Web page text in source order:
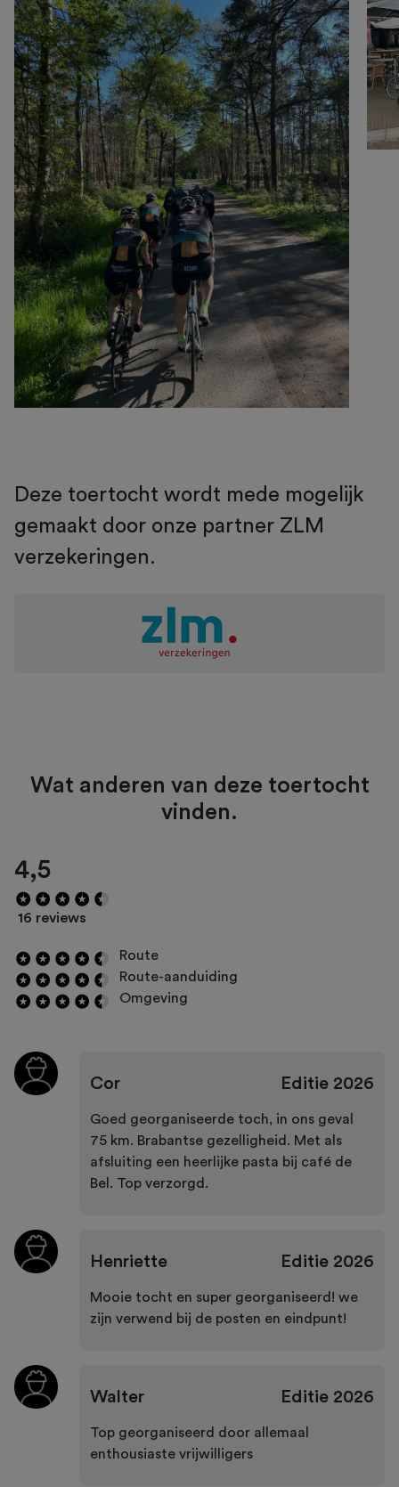
Deze toertocht wordt mede mogelijk
gemaakt door onze partner ZLM
verzekeringen.
Wat anderen van deze toertocht
vinden.
4,5
16 reviews
Route
Route-aanduiding
Omgeving
Cor Editie2026
Goed georganiseerde toch, in ons geval
75 km. Brabantse gezelligheid. Met als
afsluiting een heerlijke pasta bij café de
Bel. Top verzorgd.
Henriette Editie2026
Mooie tocht en super georganiseerd! we
zijn verwend bij de posten en eindpunt!
Walter Editie2026
Top georganiseerd door allemaal
enthousiaste vrijwilligers